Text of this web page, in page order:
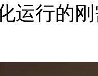
运行的刚